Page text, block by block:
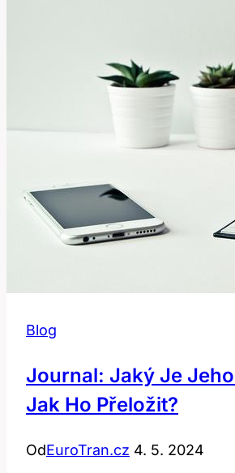
Blog
Journal: Jaký Je
Jak Ho Přeložit?
OdEuroTran.cz 4. 5. 2024